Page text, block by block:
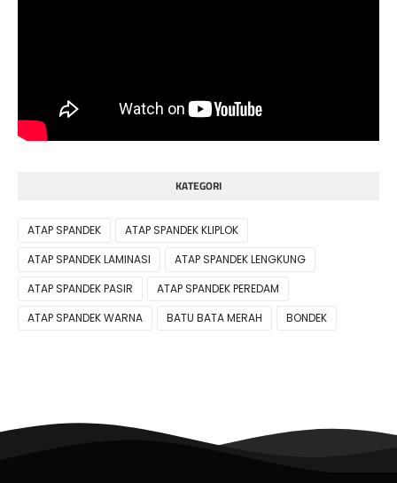
KATEGORI
ATAP SPANDEK
ATAP SPANDEK KLIPLOK
ATAP SPANDEK LAMINASI
ATAP SPANDEK LENGKUNG
ATAP SPANDEK PASIR
ATAP SPANDEK PEREDAM
ATAP SPANDEK WARNA
BATU BATA MERAH BONDEK